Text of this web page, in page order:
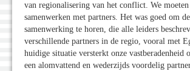
van regionalisering van het conflict. We
samenwerken met partners. Het was goed om
samenwerking te horen, die alle leiders
verschillende partners in de regio, vooral met
huidige situatie versterkt onze vastberadenheid
een alomvattend en wederzijds voordelig